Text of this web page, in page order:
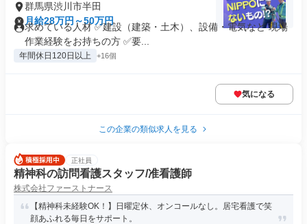
群馬県渋川市半田
月給28万円～50万円
求めている人材 ✅建設（建築・土木）、設備・電気など 現場
作業経験をお持ちの方 ✅要...
年間休日120日以上 +16個
気になる
この企業の類似求人を見る
正社員
精神科の訪問看護スタッフ/准看護師
株式会社ファーストナース
【精神科未経験OK！】日曜定休、オンコールなし。居宅看護で笑
顔あふれる毎日をサポート。